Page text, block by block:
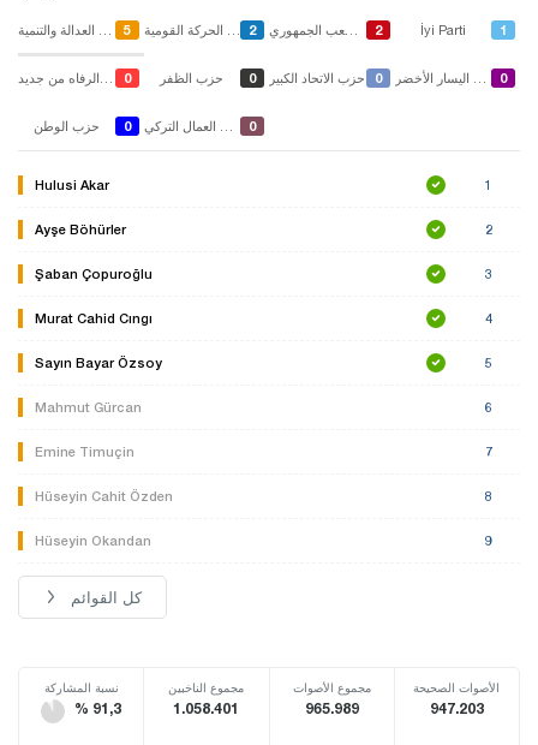
5 2 2 İyi Parti 1
0 حزب الظفر 0 حزب الاتحاد الكبير 0 0
حزب الوطن 0 0
Hulusi Akar 1
Ayşe Böhürler 2
Şaban Çopuroğlu 3
Murat Cahid Cıngı 4
Sayın Bayar Özsoy 5
Mahmut Gürcan 6
Emine Timuçin 7
Hüseyin Cahit Özden 8
Hüseyin Okandan 9
كل القوائم
نسبة المشاركة
% 91,3
مجموع الناخبين
1.058.401
مجموع الأصوات
965.989
الأصوات الصحيحة
947.203